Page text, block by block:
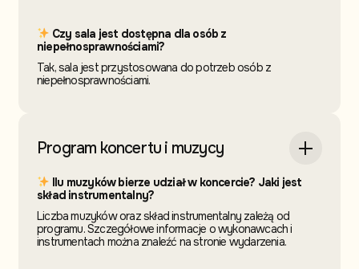
Czy sala jest dostępna dla osób z
niepełnosprawnościami?
Tak, sala jest przystosowana do potrzeb osób z
niepełnosprawnościami.
Program koncertu i muzycy
Ilu muzyków bierze udział w koncercie? Jaki jest
skład instrumentalny?
Liczba muzyków oraz skład instrumentalny zależą od
programu. Szczegółowe informacje o wykonawcach i
instrumentach można znaleźć na stronie wydarzenia.